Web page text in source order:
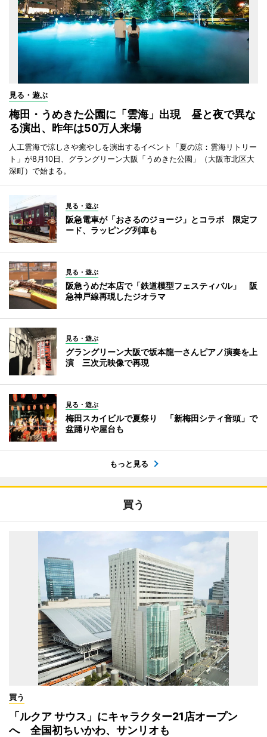
見る・遊ぶ
梅田・うめきた公園に「雲海」出現 昼と夜で異な
る演出、昨年は50万人来場
人工雲海で涼しさや癒やしを演出するイベント「夏の涼：雲海リトリー
ト」が8月10日、グラングリーン大阪「うめきた公園」（大阪市北区大
深町）で始まる。
見る・遊ぶ
阪急電車が「おさるのジョージ」とコラボ 限定フ
ード、ラッピング列車も
見る・遊ぶ
阪急うめだ本店で「鉄道模型フェスティバル」 阪
急神戸線再現したジオラマ
見る・遊ぶ
グラングリーン大阪で坂本龍一さんピアノ演奏を上
演 三次元映像で再現
見る・遊ぶ
梅田スカイビルで夏祭り 「新梅田シティ音頭」で
盆踊りや屋台も
もっと見る
買う
買う
「ルクア サウス」にキャラクター21店オープン
へ 全国初ちいかわ、サンリオも